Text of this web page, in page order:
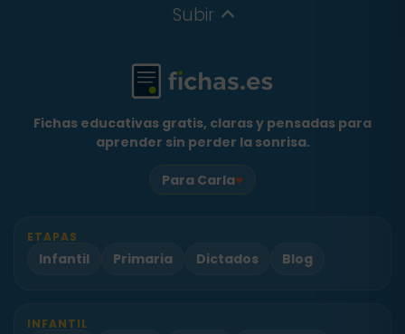
Subir
Fichas educativas gratis, claras y pensadas para
aprender sin perder la sonrisa.
Para Carla♥
ETAPAS
Infantil Primaria Dictados Blog
INFANTIL